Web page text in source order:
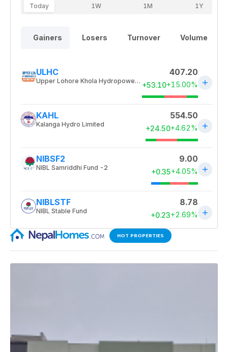
HOT PROPERTIES